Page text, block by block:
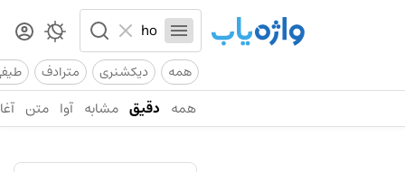
همه دیکشنری مترادف
همه دقیق مشابه آوا متن